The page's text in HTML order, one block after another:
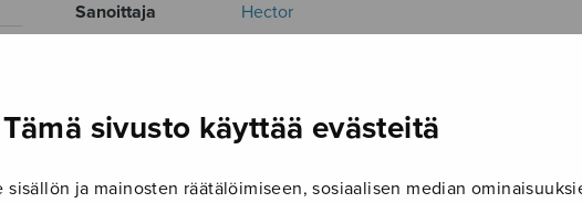
Tämä sivusto käyttää evästeitä
sisällön ja mainosten räätälöimiseen, sosiaalisen median
Sanoittaja
Hector
nimi
Hectorin lauluja sekakuorolle 2